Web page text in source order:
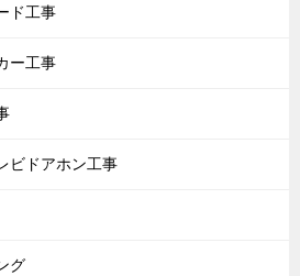
ド工事
ー工事
ビドアホン工事
グ